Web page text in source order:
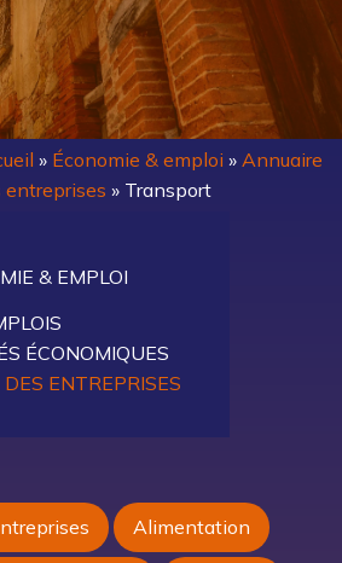
» Économie & emploi » Annuaire
entreprises » Transport
& EMPLOI
ÉCONOMIQUES
ENTREPRISES
Alimentation